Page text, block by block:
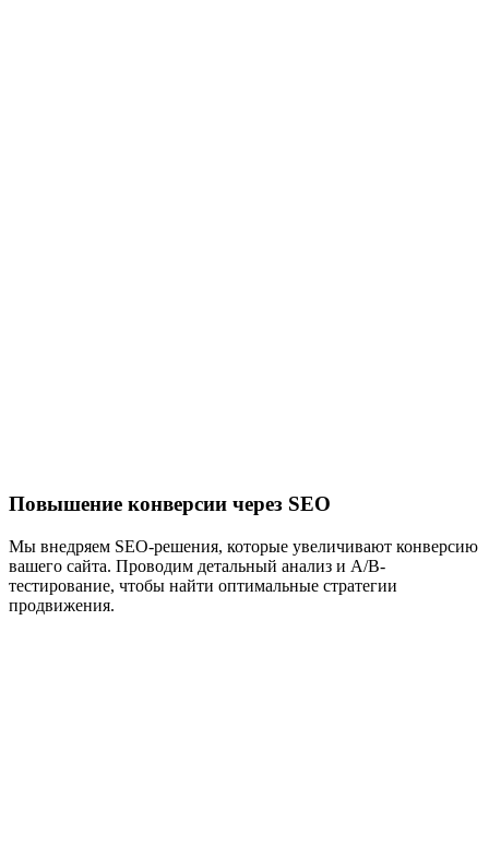
Повышение конверсии через SEO
Мы внедряем SEO-решения, которые увеличивают конверсию
вашего сайта. Проводим детальный анализ и A/B-
тестирование, чтобы найти оптимальные стратегии
продвижения.